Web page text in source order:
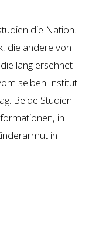
die Nation.
die andere von
lang ersehnet
selben Institut
Beide Studien
in
in